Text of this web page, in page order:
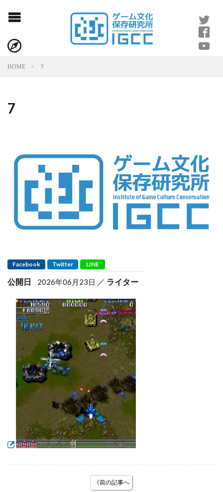
HOME 7
7
Facebook Twitter LINE
公開日 2026年06月23日 ライター
《前の記事へ